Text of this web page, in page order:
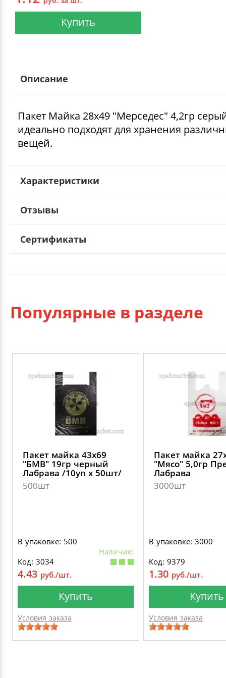
Купить
Описание
Пакет Майка 28х49 "Мерседес" 4,2гр
идеально подходят для хранения
вещей.
Характеристики
Отзывы
Сертификаты
Популярные в разделе
Пакет майка 43х69
"БМВ" 19гр черный
Лабрава /10уп х 50шт/
500шт
В упаковке: 500
Наличие:
Код: 3034
4.43 руб./шт.
Купить
Условия заказа
Пакет майка
"Мясо" 5,0гр
Лабрава
3000шт
В упаковке: 3000
Код: 9379
1.30 руб./шт.
Купить
Условия заказа